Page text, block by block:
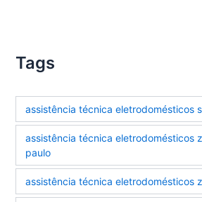
Tags
assistência técnica eletrodomésticos
assistência técnica eletrodomésticos
paulo
assistência técnica eletrodomésticos